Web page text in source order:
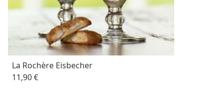
La Rochère Eisbecher
11,90 €